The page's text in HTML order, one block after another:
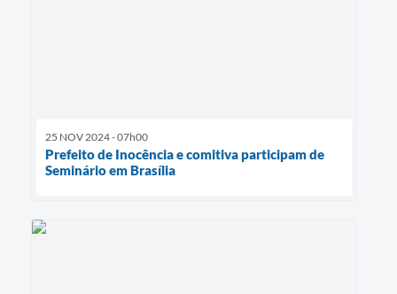
25 NOV 2024 - 07h00
Prefeito de Inocência e comitiva participam de
Seminário em Brasília